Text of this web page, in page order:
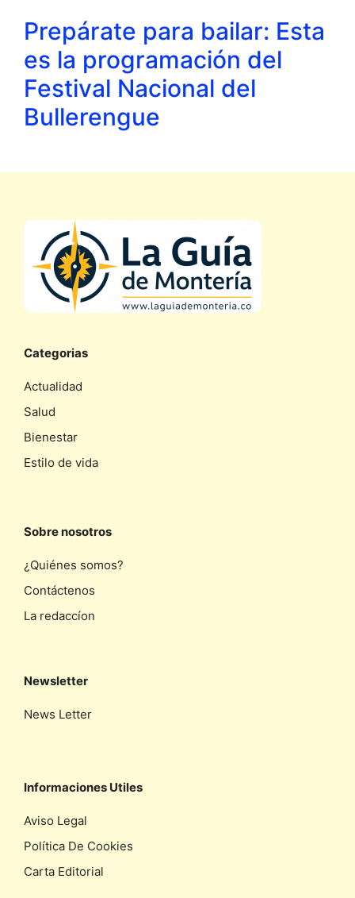
Prepárate para bailar: Esta
es la programación del
Festival Nacional del
Bullerengue
Categorias
Actualidad
Salud
Bienestar
Estilo de vida
Sobre nosotros
¿Quiénes somos?
Contáctenos
La redaccíon
Newsletter
News Letter
Informaciones Utiles
Aviso Legal
Política De Cookies
Carta Editorial